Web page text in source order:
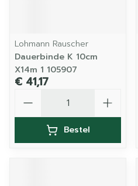
Lohmann Rauscher
Dauerbinde K 10cm
X14m 1 105907
€ 41,17
Bestel